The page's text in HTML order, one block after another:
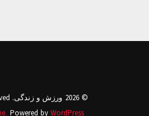
© 2026 ورزش و زندگی. All Rights Reserved.
Powered byWordPress.